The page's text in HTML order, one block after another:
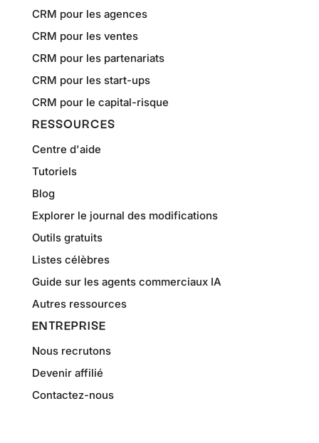
CRM pour les agences
CRM pour les ventes
CRM pour les partenariats
CRM pour les start-ups
CRM pour le capital-risque
RESSOURCES
Centre d'aide
Tutoriels
Blog
Explorer le journal des modifications
Outils gratuits
Listes célèbres
Guide sur les agents commerciaux IA
Autres ressources
ENTREPRISE
Nous recrutons
Devenir affilié
Contactez-nous